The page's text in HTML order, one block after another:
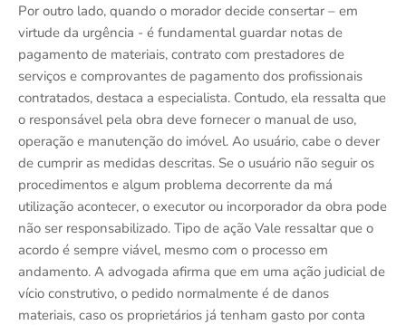
Por outro lado, quando o morador decide consertar – em
virtude da urgência - é fundamental guardar notas de
pagamento de materiais, contrato com prestadores de
serviços e comprovantes de pagamento dos profissionais
contratados, destaca a especialista. Contudo, ela ressalta que
o responsável pela obra deve fornecer o manual de uso,
operação e manutenção do imóvel. Ao usuário, cabe o dever
de cumprir as medidas descritas. Se o usuário não seguir os
procedimentos e algum problema decorrente da má
utilização acontecer, o executor ou incorporador da obra pode
não ser responsabilizado. Tipo de ação Vale ressaltar que o
acordo é sempre viável, mesmo com o processo em
andamento. A advogada afirma que em uma ação judicial de
vício construtivo, o pedido normalmente é de danos
materiais, caso os proprietários já tenham gasto por conta